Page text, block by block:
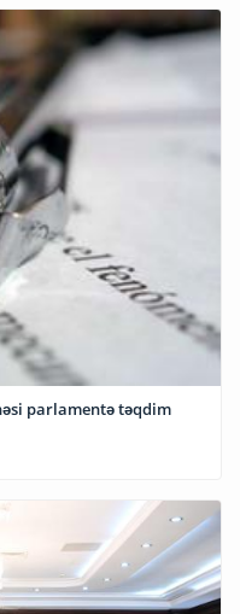
parlamentə təqdim